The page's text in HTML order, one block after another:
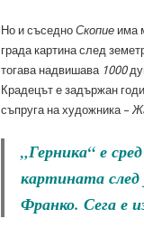
Но и съседно Скопиеима
града картина след
тогава надвишава 1000
Крадецът е задържан
съпруга на художника –
„Герника“ е
картината
Франко. Сега е